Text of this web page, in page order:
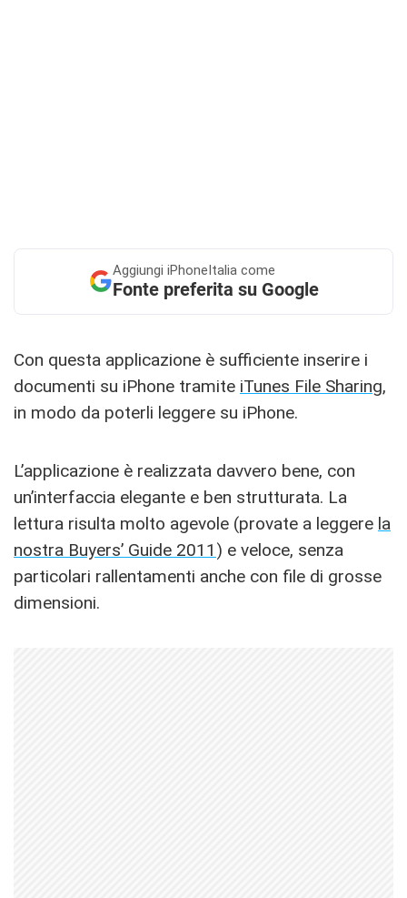
Aggiungi iPhoneItalia come
Fonte preferita su Google
Con questa applicazione è sufficiente inserire i
documenti su iPhone tramite iTunes File Sharing,
in modo da poterli leggere su iPhone.
L’applicazione è realizzata davvero bene, con
un’interfaccia elegante e ben strutturata. La
lettura risulta molto agevole (provate a leggere la
nostra Buyers’ Guide 2011 ) e veloce, senza
particolari rallentamenti anche con file di grosse
dimensioni.